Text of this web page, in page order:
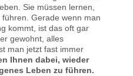
Sie müssen lernen,
Gerade wenn man
kommt, ist das oft gar
gewohnt, alles
man jetzt fast immer
Ihnen dabei, wieder
Leben zu führen.